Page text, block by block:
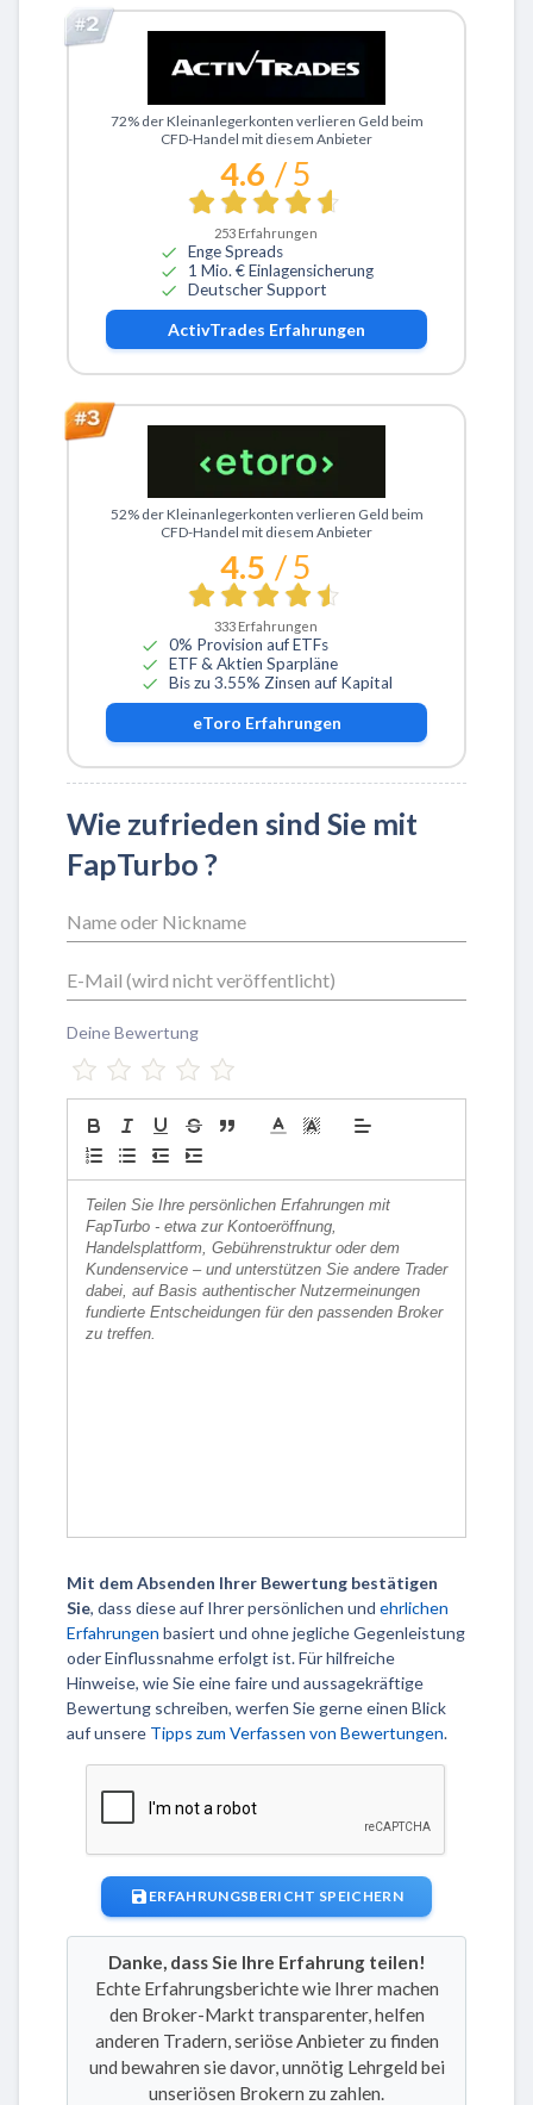
Zu ActivTrades
72% der Kleinanlegerkonten verlieren Geld beim
CFD-Handel mit diesem Anbieter
4.6 / 5
253 Erfahrungen
Enge Spreads
1 Mio. € Einlagensicherung
Deutscher Support
ActivTrades Erfahrungen
Zu eToro
52% der Kleinanlegerkonten verlieren Geld beim
CFD-Handel mit diesem Anbieter
4.5 / 5
333 Erfahrungen
0% Provision auf ETFs
ETF & Aktien Sparpläne
Bis zu 3.55% Zinsen auf Kapital
eToro Erfahrungen
Wie zufrieden sind Sie mit
FapTurbo ?
Deine Bewertung
Mit dem Absenden Ihrer Bewertung bestätigen
Sie, dass diese auf Ihrer persönlichen und ehrlichen
Erfahrungen basiert und ohne jegliche Gegenleistung
oder Einflussnahme erfolgt ist. Für hilfreiche
Hinweise, wie Sie eine faire und aussagekräftige
Bewertung schreiben, werfen Sie gerne einen Blick
auf unsere Tipps zum Verfassen von Bewertungen.
ERFAHRUNGSBERICHT SPEICHERN
Danke, dass Sie Ihre Erfahrung teilen!
Echte Erfahrungsberichte wie Ihrer machen
den Broker-Markt transparenter, helfen
anderen Tradern, seriöse Anbieter zu finden
und bewahren sie davor, unnötig Lehrgeld bei
unseriösen Brokern zu zahlen.